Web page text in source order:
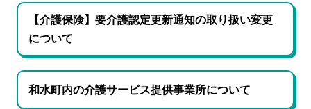
【介護保険】要介護認定更新通知の取り扱い変更
について
和水町内の介護サービス提供事業所について